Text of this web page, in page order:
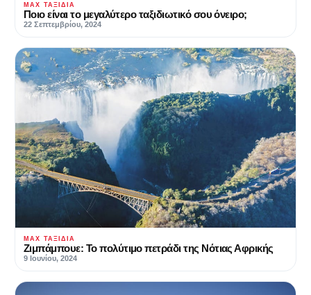
MAX ΤΑΞΊΔΙΑ
Ποιο είναι το μεγαλύτερο ταξιδιωτικό σου όνειρο;
22 Σεπτεμβρίου, 2024
MAX ΤΑΞΊΔΙΑ
Ζιμπάμπουε: Το πολύτιμο πετράδι της Νότιας Αφρικής
9 Ιουνίου, 2024